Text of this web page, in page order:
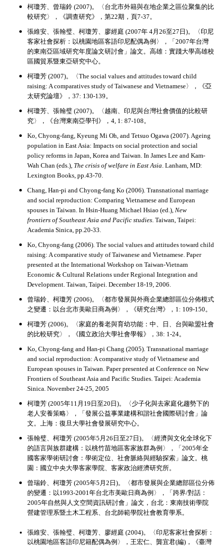
柯瓊芳、曾瑞鈴 (2007)。〈台北市外籍與在地企業之區位聚集的比
較研究〉，《調查研究》，第22期，頁7-37。
張維安、張翰璧、柯瓊芳、廖經庭 (2007年 4月26至27日)。〈印尼
客家社會探析：以桃園地區客語印尼配偶為例〉，「2007年台灣
的東南亞區域研究年度論文研討會」論文。高雄：實踐大學高雄校
區國貿系暨東亞研究中心。
柯瓊芳 (2007)。〈The social values and attitudes toward child
raising: A comparatives study of Taiwanese and Vietnamese〉，《亞
太研究論壇》，37: 130-139。
柯瓊芳、張翰璧 (2007)。〈越南、印尼與台灣社會價值的比較研
究〉，《台灣東南亞學刊》，4, 1: 87-108。
Ko, Chyong-fang, Kyeung Mi Oh, and Tetsuo Ogawa (2007). Ageing
population in East Asia: Impacts on social protection and social
policy reforms in Japan, Korea and Taiwan. In James Lee and Kam-
Wah Chan (eds.), The crisis of welfare in East Asia. Lanham, MD:
Lexington Books, pp.43-70.
Chang, Han-pi and Chyong-fang Ko (2006). Transnational marriage
and social reproduction: Comparing Vietnamese and European
spouses in Taiwan. In Hsin-Huang Michael Hsiao (ed.), New
frontiers of Southeast Asia and Pacific studies. Taiwan, Taipei:
Academia Sinica, pp.20-33.
Ko, Chyong-fang (2006). The social values and attitudes toward child
raising: A comparative study of Taiwanese and Vietnamese. Paper
presented at the International Workshop on Taiwan-Vietnam
Economic & Cultural Relations under Regional Integration and
Development. Taiwan, Taipei. December 18-19, 2006.
曾瑞鈴、柯瓊芳 (2006)。〈都市發展與外商企業總部區位分佈模式
之變遷：以台北市美歐日商為例〉，《研究台灣》，1: 109-150。
柯瓊芳 (2006)。〈家庭的養老與育幼功能：中、日、台與歐盟社會
的比較研究〉，《國立政治大學社會學報》，38: 1-24。
Ko, Chyong-fang and Han-pi Chang (2005). Transnational marriage
and social reproduction: A comparative study of Vietnamese and
European spouses in Taiwan. Paper presented at Conference on New
Frontiers of Southeast Asia and Pacific Studies. Taipei: Academia
Sinica. November 24-25, 2005
柯瓊芳 (2005年11月19日至20日)。〈少子化與去家庭化趨勢下的
老人安養策略〉，「發展公益事業建構和諧社會國際研討會」論
文。上海：復旦大學社會發展研究中心。
張翰璧、柯瓊芳 (2005年5月26日至27日)。〈經濟與文化全球化下
的語言與族群建構：以桃竹苗地區客家族群為例〉，「2005年全
國客家學術研討會：學術定位、社會脈絡與經驗探索」論文。桃
園：國立中央大學客家學院、客家政治經濟研究所。
曾瑞鈴、柯瓊芳 (2005年5月2日)。〈都市發展與企業總部區位分佈
的變遷：以1993-2001年台北市美歐日商為例〉，「跨界/對話：
2005年自然與人文空間資訊研討會」論文，台北：東南技術學院
營建管理系暨土木工程系、台北師範學院社會教育學系。
張維安、張翰璧、柯瓊芳、廖經庭 (2004)。〈印尼客家社會探析：
以桃園地區客語印尼籍配偶為例〉，王宏仁、龔宜君(編)，《臺灣